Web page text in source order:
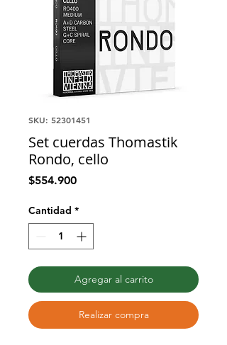
SKU: 52301451
Set cuerdas Thomastik
Rondo, cello
$554.900Precio
Cantidad *
Agregar al carrito
Realizar compra